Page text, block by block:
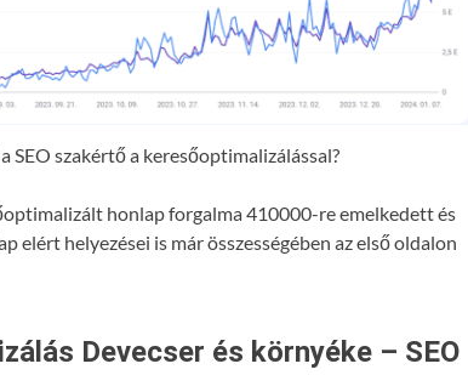
szakértő a keresőoptimalizálással?
honlap forgalma 410000-re emelkedett és
helyezései is már összességében az első oldalon
Devecser és környéke – SEO